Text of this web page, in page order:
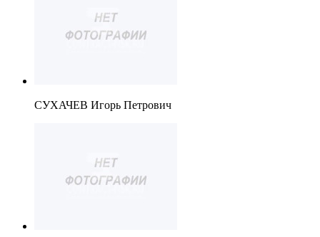
СУХАЧЕВ Игорь Петрович